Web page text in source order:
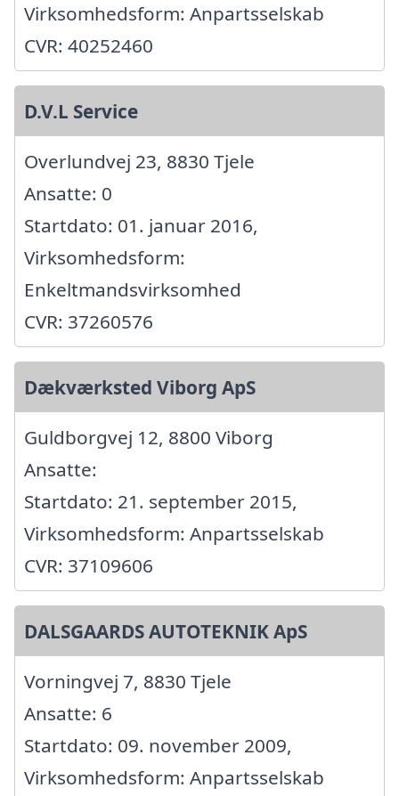
Virksomhedsform: Anpartsselskab
CVR: 40252460
D.V.L Service
Overlundvej 23, 8830 Tjele
Ansatte: 0
Startdato: 01. januar 2016,
Virksomhedsform:
Enkeltmandsvirksomhed
CVR: 37260576
Dækværksted Viborg ApS
Guldborgvej 12, 8800 Viborg
Ansatte:
Startdato: 21. september 2015,
Virksomhedsform: Anpartsselskab
CVR: 37109606
DALSGAARDS AUTOTEKNIK ApS
Vorningvej 7, 8830 Tjele
Ansatte: 6
Startdato: 09. november 2009,
Virksomhedsform: Anpartsselskab